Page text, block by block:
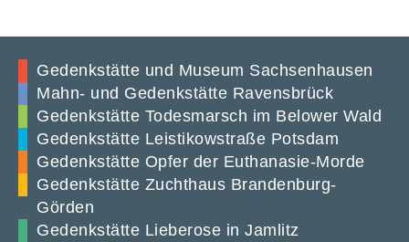
Gedenkstätte und Museum Sachsenhausen
Mahn- und Gedenkstätte Ravensbrück
Gedenkstätte Todesmarsch im Belower Wald
Gedenkstätte Leistikowstraße Potsdam
Gedenkstätte Opfer der Euthanasie-Morde
Gedenkstätte Zuchthaus Brandenburg-
Görden
Gedenkstätte Lieberose in Jamlitz